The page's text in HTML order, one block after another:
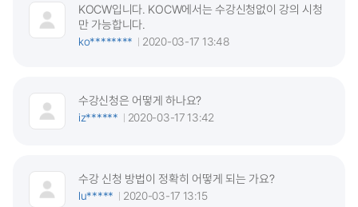
KOCW입니다. KOCW에서는 수강신청없이 강의 시청
만 가능합니다.
ko********
2020-03-17 13:48
수강신청은 어떻게 하나요?
iz******
2020-03-17 13:42
수강 신청 방법이 정확히 어떻게 되는 가요?
lu*****
2020-03-17 13:15